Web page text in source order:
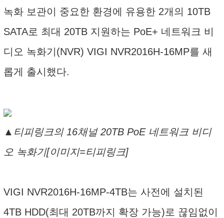
녹화 보관이 중요한 환경에 유용한 2개의 10TB
SATA로 최대 20TB 지원하는 PoE+ 네트워크 비
디오 녹화기(NVR) VIGI NVR2016H-16MP를 새
롭게 출시했다.
▲티피링크의 16채널 20TB PoE 네트워크 비디
오 녹화기[이미지=티피링크]
VIGI NVR2016H-16MP-4TB는 사전에 설치된
4TB HDD(최대 20TB까지 확장 가능)로 끊임없이